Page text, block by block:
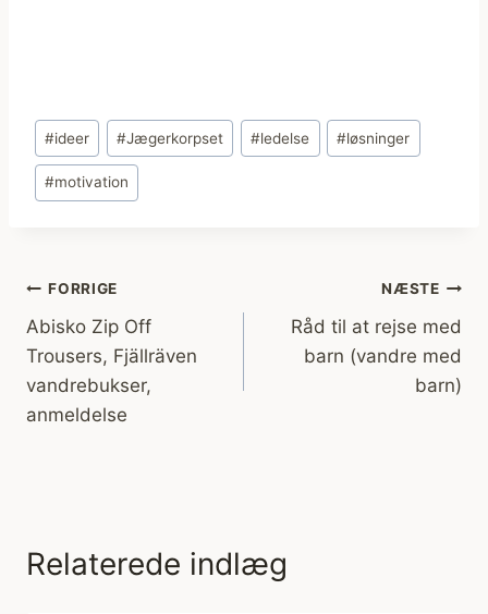
Indlæg-
tags:
#ideer #Jægerkorpset #ledelse #løsninger
#motivation
Indlægsnavigation
FORRIGE
Abisko Zip Off
Trousers, Fjällräven
vandrebukser,
anmeldelse
NÆSTE
Råd til at rejse med
barn (vandre med
barn)
Relaterede indlæg